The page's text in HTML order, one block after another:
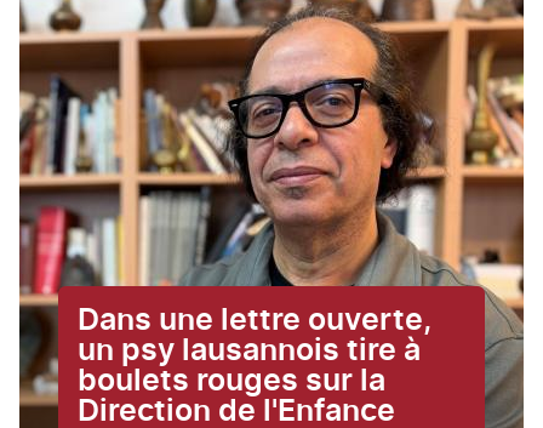
Dans une lettre ouverte,
un psy lausannois tire à
boulets rouges sur la
Direction de l'Enfance